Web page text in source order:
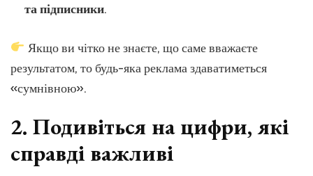
та підписники.
Якщо ви чітко не знаєте, що саме вважаєте
результатом, то будь-яка реклама здаватиметься
«сумнівною».
2. Подивіться на цифри, які
справді важливі